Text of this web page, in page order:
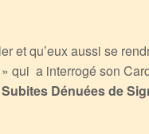
et qu’eux aussi se
qui a interrogé son
Dénuées de